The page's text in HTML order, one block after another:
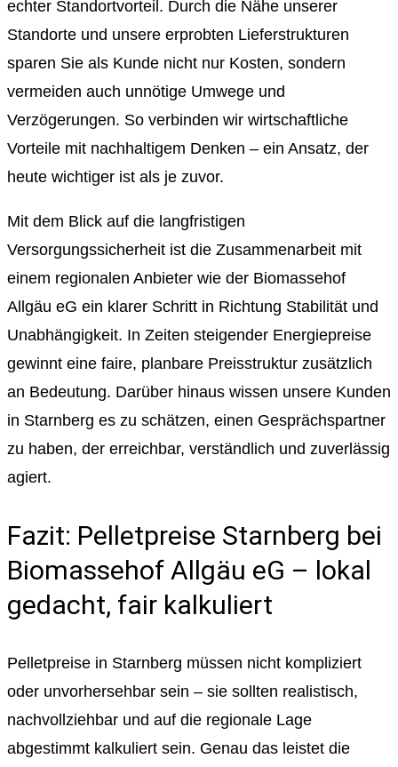
echter Standortvorteil. Durch die Nähe unserer
Standorte und unsere erprobten Lieferstrukturen
sparen Sie als Kunde nicht nur Kosten, sondern
vermeiden auch unnötige Umwege und
Verzögerungen. So verbinden wir wirtschaftliche
Vorteile mit nachhaltigem Denken – ein Ansatz, der
heute wichtiger ist als je zuvor.
Mit dem Blick auf die langfristigen
Versorgungssicherheit ist die Zusammenarbeit mit
einem regionalen Anbieter wie der Biomassehof
Allgäu eG ein klarer Schritt in Richtung Stabilität und
Unabhängigkeit. In Zeiten steigender Energiepreise
gewinnt eine faire, planbare Preisstruktur zusätzlich
an Bedeutung. Darüber hinaus wissen unsere Kunden
in Starnberg es zu schätzen, einen Gesprächspartner
zu haben, der erreichbar, verständlich und zuverlässig
agiert.
Fazit: Pelletpreise Starnberg bei
Biomassehof Allgäu eG – lokal
gedacht, fair kalkuliert
Pelletpreise in Starnberg müssen nicht kompliziert
oder unvorhersehbar sein – sie sollten realistisch,
nachvollziehbar und auf die regionale Lage
abgestimmt kalkuliert sein. Genau das leistet die